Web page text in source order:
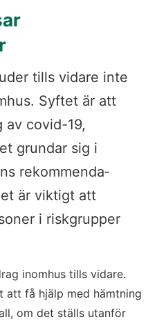
tills vidare inte
Syftet är att
av covid-19,
grundar sig i
rekommenda­
är viktigt att
i riskgrupper
inomhus tills vidare.
få hjälp med hämtning
om det ställs utanför